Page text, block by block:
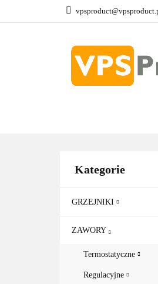
Kategorie
GRZEJNIKI
ZAWORY
Termostatyczne
Regulacyjne